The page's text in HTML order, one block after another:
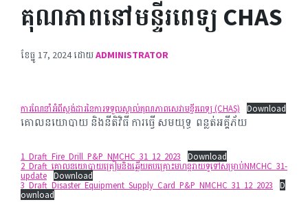
គុណភាពនៅមន្ទីរពេទ្យ CHAS
ខែ​ធ្នូ 17, 2024ដោយADMINISTRATOR
ការណែនាំអំពីស្តង់ដារនៃការទទួល​ស្គាល់គុណភាពសេវាមន្ទីរពេទ្យ (CHAS) Download
គោលនយោបាយ និងនីតិវិធី ការធ្វើ សមយុទ្ធ ពន្លត់អគ្គីភ័យ
1_Draft_Fire_Drill_P&P_NMCHC_31_12_2023
Download
2_Draft_គោលនយោបាយត្រៀមនិងឆ្លើយតបគ្រោះមហន្តរាយទូទៅសម្រាប់NMCHC_31-
update
Download
3_Draft_Disaster_Equipment_Supply_Card_P&P_NMCHC_31_12_2023
D
ownload